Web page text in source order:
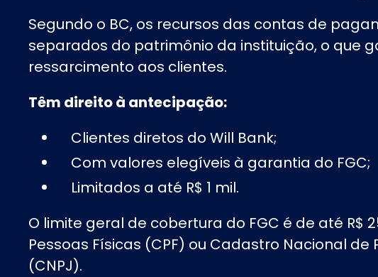
Segundo o BC, os recursos das contas de
separados do patrimônio da instituição, o que
ressarcimento aos clientes.
Têm direito à antecipação:
Clientes diretos do Will Bank;
Com valores elegíveis à garantia do FGC;
Limitados a até R$ 1 mil.
O limite geral de cobertura do FGC é de até R$
Pessoas Físicas (CPF) ou Cadastro Nacional de
(CNPJ).